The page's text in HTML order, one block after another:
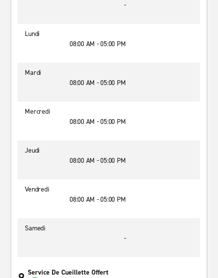
-
Lundi
08:00 AM - 05:00 PM
Mardi
08:00 AM - 05:00 PM
Mercredi
08:00 AM - 05:00 PM
Jeudi
08:00 AM - 05:00 PM
Vendredi
08:00 AM - 05:00 PM
Samedi
-
Service De Cueillette Offert